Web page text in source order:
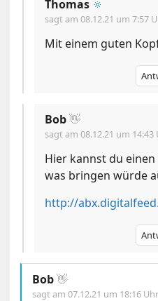
Thomas 🔅
sagt am08.12.21 um 7:57
Mit einem guten
Bob👋
sagt am08.12.21 um
Hier kannst du
was bringen würde
http://
Bob👋
sagt am07.12.21 um 18:16 Uhr